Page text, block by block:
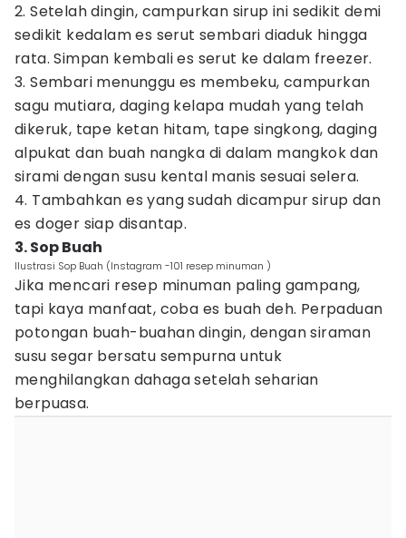
2. Setelah dingin, campurkan sirup ini sedikit demi
sedikit kedalam es serut sembari diaduk hingga
rata. Simpan kembali es serut ke dalam freezer.
3. Sembari menunggu es membeku, campurkan
sagu mutiara, daging kelapa mudah yang telah
dikeruk, tape ketan hitam, tape singkong, daging
alpukat dan buah nangka di dalam mangkok dan
sirami dengan susu kental manis sesuai selera.
4. Tambahkan es yang sudah dicampur sirup dan
es doger siap disantap.
3. Sop Buah
Ilustrasi Sop Buah (Instagram -101 resep minuman )
Jika mencari resep minuman paling gampang,
tapi kaya manfaat, coba es buah deh. Perpaduan
potongan buah-buahan dingin, dengan siraman
susu segar bersatu sempurna untuk
menghilangkan dahaga setelah seharian
berpuasa.